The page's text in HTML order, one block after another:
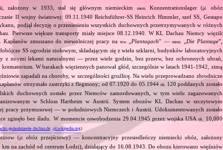
założony w 1933, stał się głównym niemieckim niem. Konzentrationslager (pl.
obóz
II wojny światowej: 09.11.1940 Reichsführer‐SS Heinrich Himmler, szef SS, Gestapo
podjął decyzję o przeniesieniu wszystkich duchownych przetrzymywanych w różnych
Pierwsze większe transporty miały miejsce 08.12.1940. W KL Dachau Niemcy więzili
Kapłanów zmuszano do niewolniczej pracy na tzw. Plantagach” —niem. Die Plantage”,
SS ogrodzie ziołowym, składającym się z wielu szklarni, budynków laboratoryjnych
z noymi lekami naturalnymi — przez wiele godzin, bez przerw, bez ochronnych ubrań,
krematorium. W barakach więziennych panował głód, szczególnie w latach 1941‐1942, zimą
zapadali na choroby, w szczególności gruźlicę. Na wielu przeprowadzano zbrodnicze
otrzymało zastrzyki z flegmony; od 07.1920 do 05.1944 ok.
120 poddanych zostało
duchownych zostało przez Niemców zamordowanych, w tym wielu zagazowanych
w Schloss Hartheim w Austrii. System obozów KL Dachau w szczytowym
pracy przymusowej — w południowych Niemczech i Austrii. Udokumentowanych zostało
zginęło bez śladu. W momencie oswobodzenia 29.04.1945 przez wojska USAok.
10,000
gedenkstaette-dachau.de ,pl.wikipedia.org)
(pl.
obóz przejściowy) — koncentracyjny przesiedleńczy niemiecki obóz, założony
km na zachód od centrum Łodzi), działający do 16.08.1943. Do obozu kierowano więźniów